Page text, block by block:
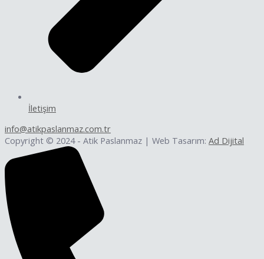
İletişim
info@atikpaslanmaz.com.tr
Copyright © 2024 - Atik Paslanmaz | Web Tasarım: Ad Dijital